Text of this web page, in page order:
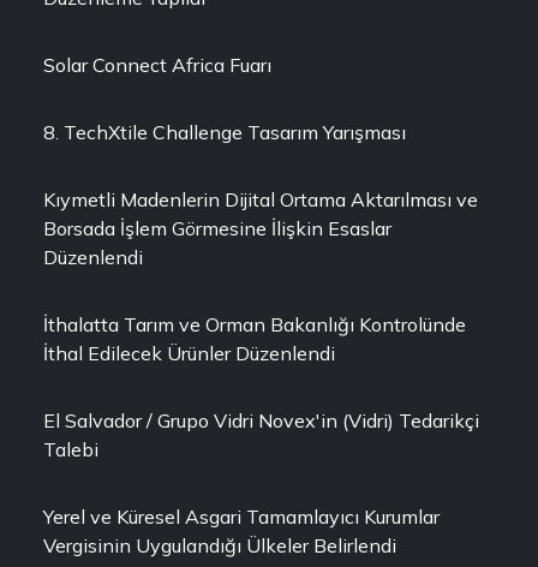
Solar Connect Africa Fuarı
8. TechXtile Challenge Tasarım Yarışması
Kıymetli Madenlerin Dijital Ortama Aktarılması ve
Borsada İşlem Görmesine İlişkin Esaslar
Düzenlendi
İthalatta Tarım ve Orman Bakanlığı Kontrolünde
İthal Edilecek Ürünler Düzenlendi
El Salvador / Grupo Vidri Novex'in (Vidri) Tedarikçi
Talebi
Yerel ve Küresel Asgari Tamamlayıcı Kurumlar
Vergisinin Uygulandığı Ülkeler Belirlendi